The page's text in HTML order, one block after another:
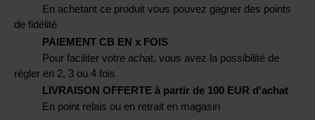
En achetant ce produit vous pouvez gagner des points
de fidélité
PAIEMENT CB EN x FOIS
Pour faciliter votre achat, vous avez la possibilité de
régler en 2, 3 ou 4 fois
LIVRAISON OFFERTE à partir de 100 EUR d'achat
En point relais ou en retrait en magasin